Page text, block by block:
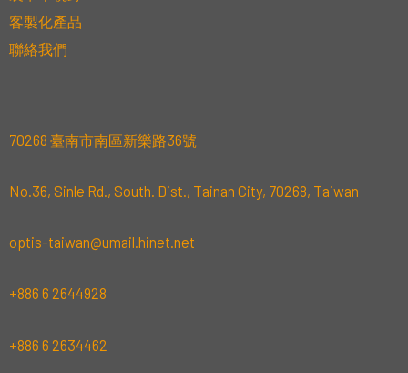
客製化產品
聯絡我們
70268 臺南市南區新樂路36號
No.36, Sinle Rd., South. Dist., Tainan City, 70268, Taiwan
optis-taiwan@umail.hinet.net
+886 6 2644928
+886 6 2634462